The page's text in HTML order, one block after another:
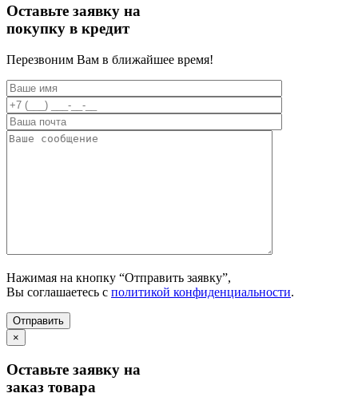
вверх
Оставьте заявку на
покупку в кредит
Перезвоним Вам в ближайшее время!
Нажимая на кнопку “Отправить заявку”,
Вы соглашаетесь с политикой конфиденциальности.
×
Оставьте заявку на
заказ товара